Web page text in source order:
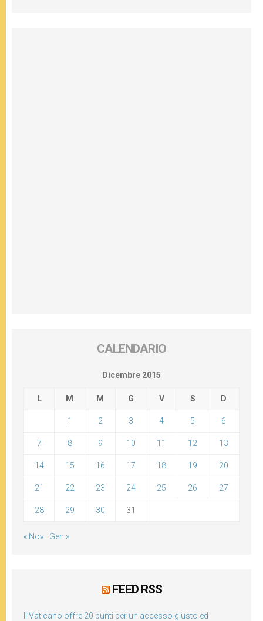
CALENDARIO
Dicembre 2015
L M M G V S D
1 2 3 4 5 6
7 8 9 10 11 12 13
14 15 16 17 18 19 20
21 22 23 24 25 26 27
28 29 30 31
« Nov Gen »
FEED RSS
Il Vaticano offre 20 punti per un accesso giusto ed